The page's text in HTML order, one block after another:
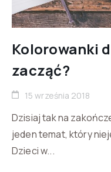
Kolorowanki
zacząć?
15 września 2018
Dzisiaj tak na
jeden temat, który
Dzieci w...